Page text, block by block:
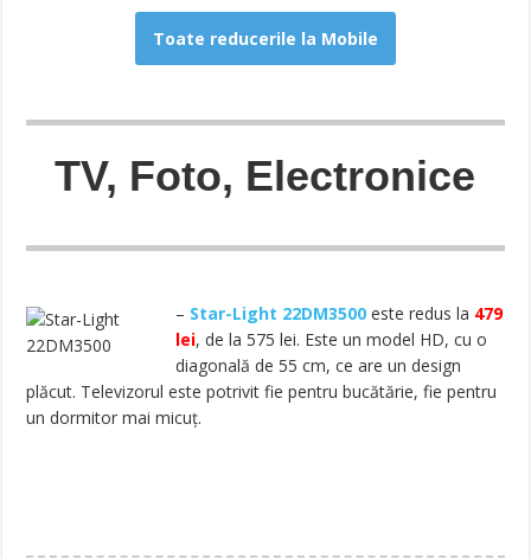
Toate reducerile la Mobile
TV, Foto, Electronice
– Star-Light 22DM3500 este redus la 479
lei, de la 575 lei. Este un model HD, cu o
diagonală de 55 cm, ce are un design
plăcut. Televizorul este potrivit fie pentru bucătărie, fie pentru
un dormitor mai micuț.